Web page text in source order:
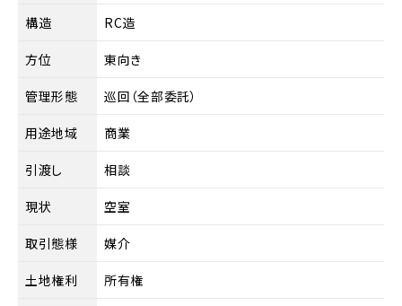
構造 RC造
方位 東向き
管理形態 巡回（全部委託）
用途地域 商業
引渡し 相談
現状 空室
取引態様 媒介
土地権利 所有権